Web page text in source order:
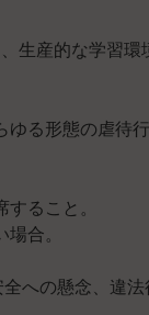
生産的な学習
る形態の虐待行
ること。
合。
への懸念、違